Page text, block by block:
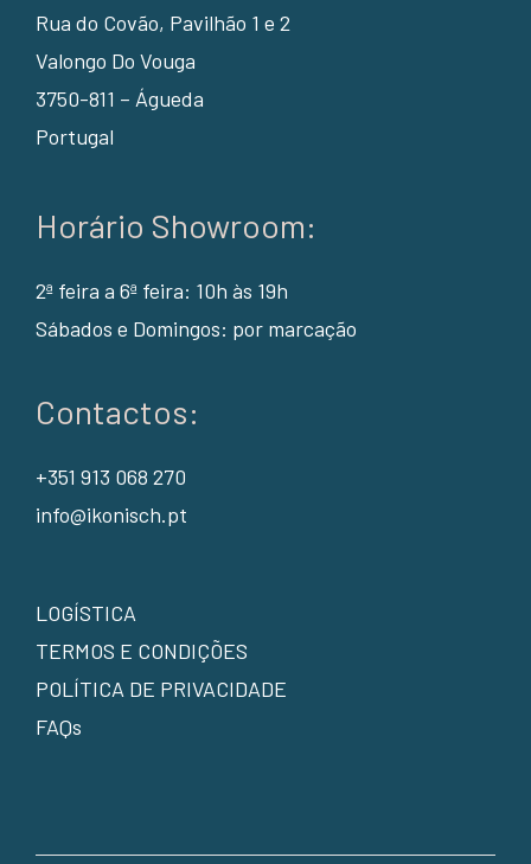
Rua do Covão, Pavilhão 1 e 2
Valongo Do Vouga
3750-811 – Águeda
Portugal
Horário Showroom:
2ª feira a 6ª feira: 10h às 19h
Sábados e Domingos: por marcação
Contactos:
+351 913 068 270
info@ikonisch.pt
LOGÍSTICA
TERMOS E CONDIÇÕES
POLÍTICA DE PRIVACIDADE
FAQs